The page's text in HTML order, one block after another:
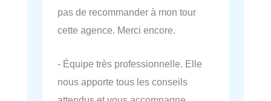
pas de recommander à mon tour
cette agence. Merci encore.
- Équipe très professionnelle. Elle
nous apporte tous les conseils